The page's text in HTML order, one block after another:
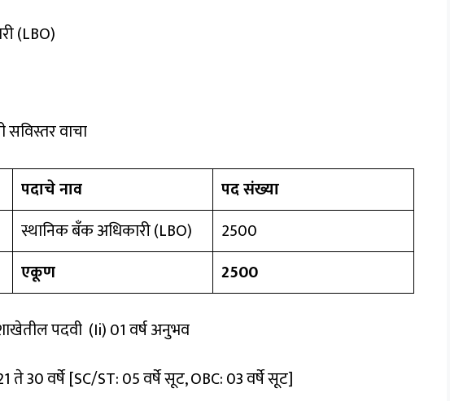
(LBO)
सविस्तर वाचा
पदाचे नाव
पद संख्या
स्थानिक बँक अधिकारी (LBO)
2500
एकूण
2500
पदवी (ii) 01 वर्ष अनुभव
ते 30 वर्षे [SC/ST: 05 वर्षे सूट, OBC: 03 वर्षे सूट]